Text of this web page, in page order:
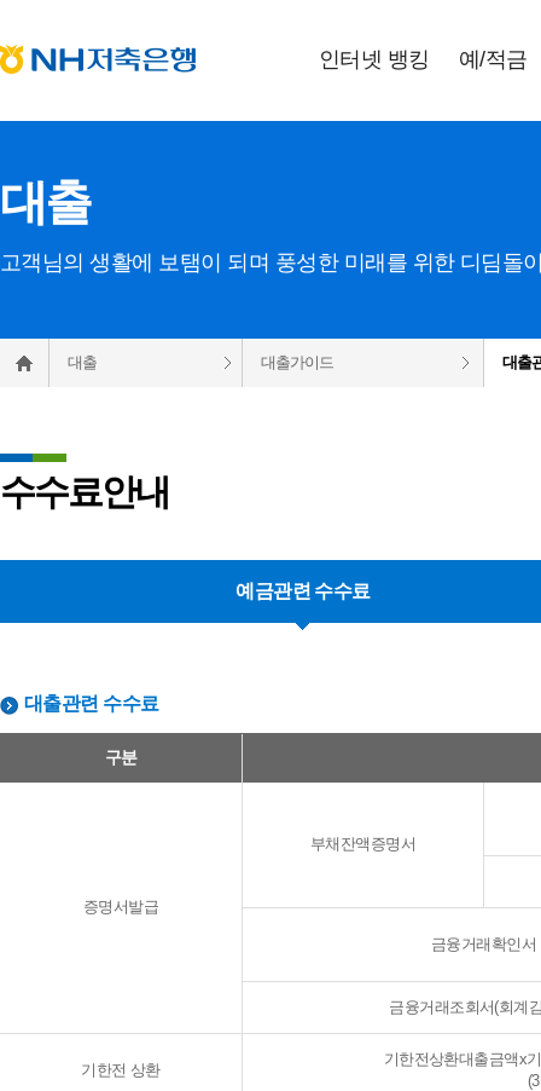
인터넷 뱅킹 예/적금
대출
고객님의 생활에 보탬이 되며 풍성한 미래를 위한 디딤돌
대출 대출가이드 대출
수수료안내
예금관련 수수료
대출관련 수수료
대출관련 수수료 구분, 징수금액, 징수 시기 나타낸 표
구분
증명서발급
부채잔액증명서
금융거래확인서
금융거래조회서(회계
기한전 상환
기한전상환대출금액x